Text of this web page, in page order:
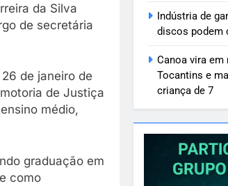
da Silva
de secretária
de janeiro de
de Justiça
médio,
graduação em
como
Indústria de
discos podem
Canoa vira em
Tocantins e
criança de 7